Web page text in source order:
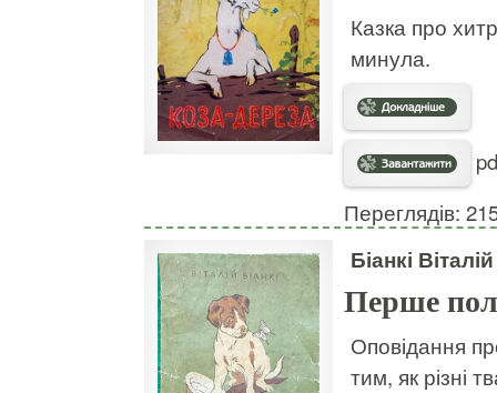
Казка про
минула.
Переглядів:
Біанкі Віталій
Перше
Оповідання
тим, як різні